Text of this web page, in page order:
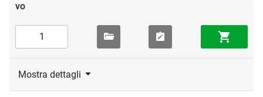
Mostra dettagli